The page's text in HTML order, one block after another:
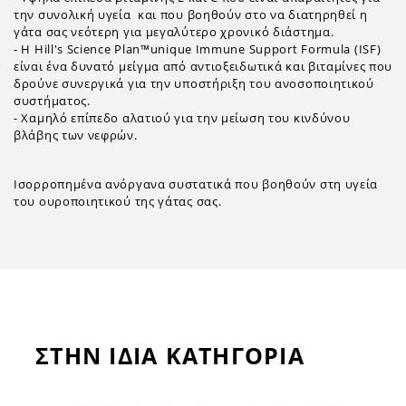
την συνολική υγεία και που βοηθούν στο να διατηρηθεί η
γάτα σας νεότερη για μεγαλύτερο χρονικό διάστημα.
- Η Hill's Science Plan™unique Immune Support Formula (ISF)
είναι ένα δυνατό μείγμα από αντιοξειδωτικά και βιταμίνες που
δρούνε συνεργικά για την υποστήριξη του ανοσοποιητικού
συστήματος.
- Χαμηλό επίπεδο αλατιού για την μείωση του κινδύνου
βλάβης των νεφρών.
Ισορροπημένα ανόργανα συστατικά που βοηθούν στη υγεία
του ουροποιητικού της γάτας σας.
ΣΤΗΝ ΙΔΙΑ ΚΑΤΗΓΟΡΙΑ